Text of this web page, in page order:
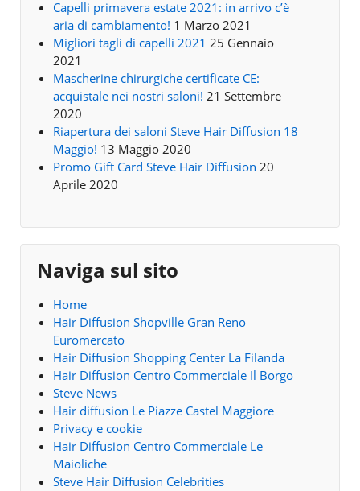
Capelli primavera estate 2021: in arrivo c’è
aria di cambiamento! 1 Marzo 2021
Migliori tagli di capelli 2021 25 Gennaio
2021
Mascherine chirurgiche certificate CE:
acquistale nei nostri saloni! 21 Settembre
2020
Riapertura dei saloni Steve Hair Diffusion 18
Maggio! 13 Maggio 2020
Promo Gift Card Steve Hair Diffusion 20
Aprile 2020
Naviga sul sito
Home
Hair Diffusion Shopville Gran Reno
Euromercato
Hair Diffusion Shopping Center La Filanda
Hair Diffusion Centro Commerciale Il Borgo
Steve News
Hair diffusion Le Piazze Castel Maggiore
Privacy e cookie
Hair Diffusion Centro Commerciale Le
Maioliche
Steve Hair Diffusion Celebrities